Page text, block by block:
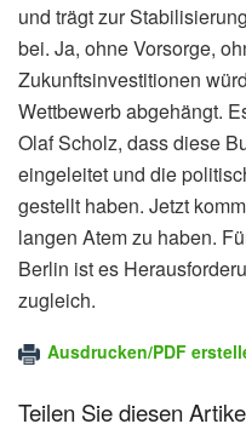
und trägt zur
bei. Ja, ohne Vorsorge,
Zukunftsinvestitionen
Wettbewerb abgehängt.
Olaf Scholz, dass diese
eingeleitet und die
gestellt haben. Jetzt
langen Atem zu haben.
Berlin ist es
zugleich.
Ausdrucken/PDF
Teilen Sie diesen